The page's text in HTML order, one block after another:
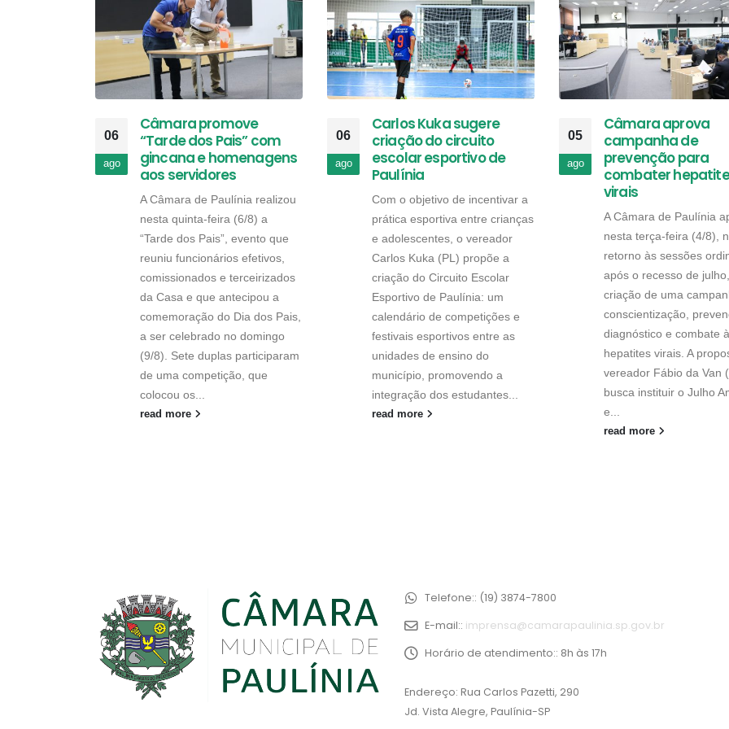
06
ago
Câmara promove
“Tarde dos Pais” com
gincana e homenagens
aos servidores
A Câmara de Paulínia realizou
nesta quinta-feira (6/8) a
“Tarde dos Pais”, evento que
reuniu funcionários efetivos,
comissionados e terceirizados
da Casa e que antecipou a
comemoração do Dia dos Pais,
a ser celebrado no domingo
(9/8). Sete duplas participaram
de uma competição, que
colocou os...
read more
06
ago
Carlos Kuka sugere
criação do circuito
escolar esportivo de
Paulínia
Com o objetivo de incentivar a
prática esportiva entre crianças
e adolescentes, o vereador
Carlos Kuka (PL) propõe a
criação do Circuito Escolar
Esportivo de Paulínia: um
calendário de competições e
festivais esportivos entre as
unidades de ensino do
município, promovendo a
integração dos estudantes...
read more
05
ago
Câmara aprova
campanha de
prevenção para
combater
virais
A Câmara de Paulínia
nesta terça-feira (4/8),
retorno às sessões
após o recesso de
criação de uma
conscientização,
diagnóstico e combate
hepatites virais. A
vereador Fábio da Van
busca instituir o Julho
e...
read more
Telefone:: (19) 3874-7800
E-mail:: imprensa@camarapaulinia.sp.gov.br
Horário de atendimento:: 8h às 17h
Endereço: Rua Carlos Pazetti, 290
Jd. Vista Alegre, Paulínia-SP